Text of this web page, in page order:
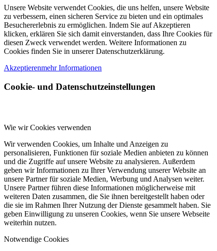
Unsere Website verwendet Cookies, die uns helfen, unsere Website
zu verbessern, einen sicheren Service zu bieten und ein optimales
Besuchererlebnis zu ermöglichen. Indem Sie auf Akzeptieren
klicken, erklären Sie sich damit einverstanden, dass Ihre Cookies für
diesen Zweck verwendet werden. Weitere Informationen zu
Cookies finden Sie in unserer Datenschutzerklärung.
Akzeptierenmehr Informationen
Cookie- und Datenschutzeinstellungen
Wie wir Cookies verwenden
Wir verwenden Cookies, um Inhalte und Anzeigen zu
personalisieren, Funktionen für soziale Medien anbieten zu können
und die Zugriffe auf unsere Website zu analysieren. Außerdem
geben wir Informationen zu Ihrer Verwendung unserer Website an
unsere Partner für soziale Medien, Werbung und Analysen weiter.
Unsere Partner führen diese Informationen möglicherweise mit
weiteren Daten zusammen, die Sie ihnen bereitgestellt haben oder
die sie im Rahmen Ihrer Nutzung der Dienste gesammelt haben. Sie
geben Einwilligung zu unseren Cookies, wenn Sie unsere Webseite
weiterhin nutzen.
Notwendige Cookies